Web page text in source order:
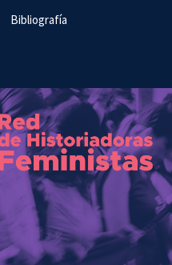
Bibliografía